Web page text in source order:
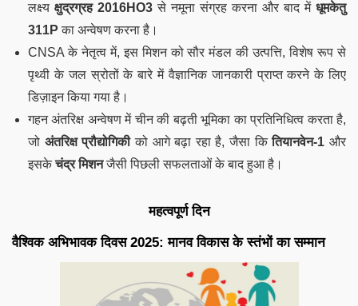
लक्ष्य क्षुद्रग्रह 2016HO3 से नमूना संग्रह करना और बाद में धूमकेतु
311P का अन्वेषण करना है।
CNSA के नेतृत्व में, इस मिशन को सौर मंडल की उत्पत्ति, विशेष रूप से
पृथ्वी के जल स्रोतों के बारे में वैज्ञानिक जानकारी प्राप्त करने के लिए
डिज़ाइन किया गया है।
गहन अंतरिक्ष अन्वेषण में चीन की बढ़ती भूमिका का प्रतिनिधित्व करता है,
जो अंतरिक्ष प्रौद्योगिकीको आगे बढ़ा रहा है, जैसा कितियानवेन-1 और
इसकेचंद्र मिशनजैसी पिछली सफलताओं के बाद हुआ है।
महत्वपूर्ण दिन
वैश्विक अभिभावक दिवस 2025: मानव विकास के स्तंभों का सम्मान